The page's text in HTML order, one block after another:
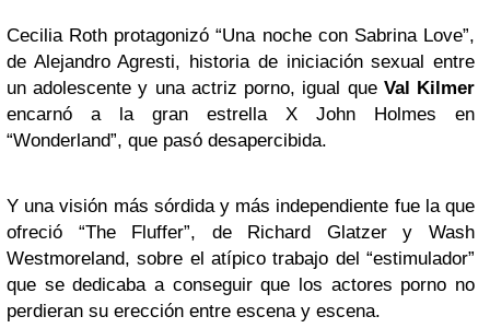
Cecilia Roth protagonizó “Una noche con Sabrina Love”,
de Alejandro Agresti, historia de iniciación sexual entre
un adolescente y una actriz porno, igual que Val Kilmer
encarnó a la gran estrella X John Holmes en
“Wonderland”, que pasó desapercibida.
Y una visión más sórdida y más independiente fue la que
ofreció “The Fluffer”, de Richard Glatzer y Wash
Westmoreland, sobre el atípico trabajo del “estimulador”
que se dedicaba a conseguir que los actores porno no
perdieran su erección entre escena y escena.